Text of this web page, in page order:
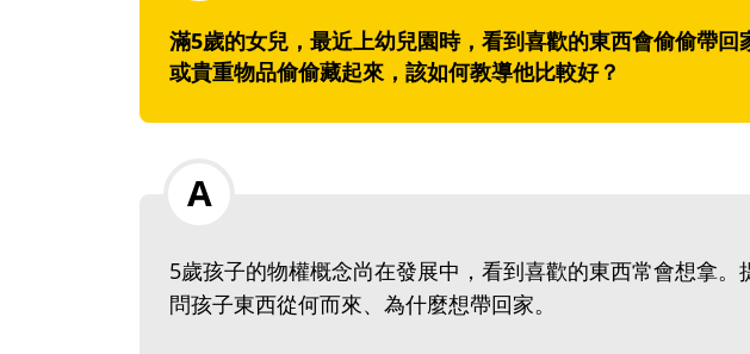
滿5歲的女兒，最近上幼兒園時，看到喜歡的東西會偷偷帶回
或貴重物品偷偷藏起來，該如何教導他比較好？
5歲孩子的物權概念尚在發展中，看到喜歡的東西常會想拿
問孩子東西從何而來、為什麼想帶回家。